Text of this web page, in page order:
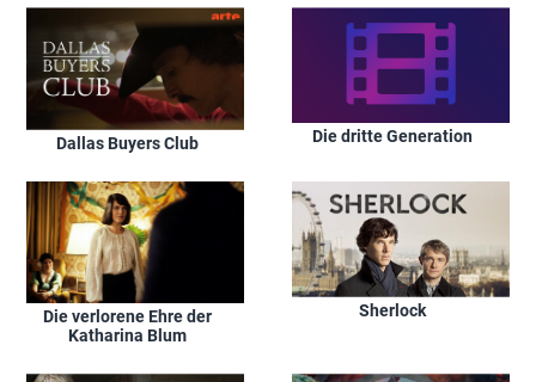
Dallas Buyers Club Die dritte Generation
Die verlorene Ehre der
Katharina Blum
Sherlock